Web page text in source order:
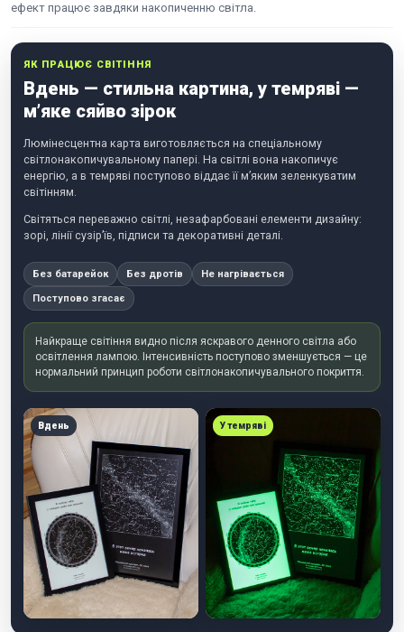
ефект працює завдяки накопиченню світла.
ЯК ПРАЦЮЄ СВІТІННЯ
Вдень — стильна картина, у темряві —
м’яке сяйво зірок
Люмінесцентна карта виготовляється на спеціальному
світлонакопичувальному папері. На світлі вона накопичує
енергію, а в темряві поступово віддає її м’яким зеленкуватим
світінням.
Світяться переважно світлі, незафарбовані елементи дизайну:
зорі, лінії сузір’їв, підписи та декоративні деталі.
Без батарейок Без дротів Не нагрівається
Поступово згасає
Найкраще світіння видно після яскравого денного світла або
освітлення лампою. Інтенсивність поступово зменшується — це
нормальний принцип роботи світлонакопичувального покриття.
Вдень У темряві